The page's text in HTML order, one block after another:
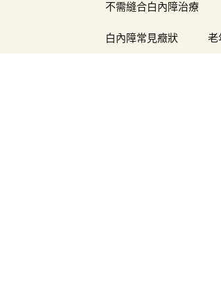
不需縫合白內障治療
白內障常見癥狀 老